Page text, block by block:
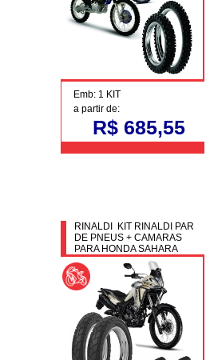
Emb: 1 KIT
a partir de:
R$ 685,55
RINALDI KIT RINALDI PAR
DE PNEUS + CAMARAS
PARA HONDA SAHARA